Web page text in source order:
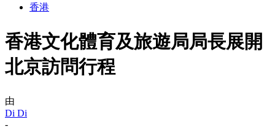
香港
香港文化體育及旅遊局局長展開
北京訪問行程
由
Di Di
-